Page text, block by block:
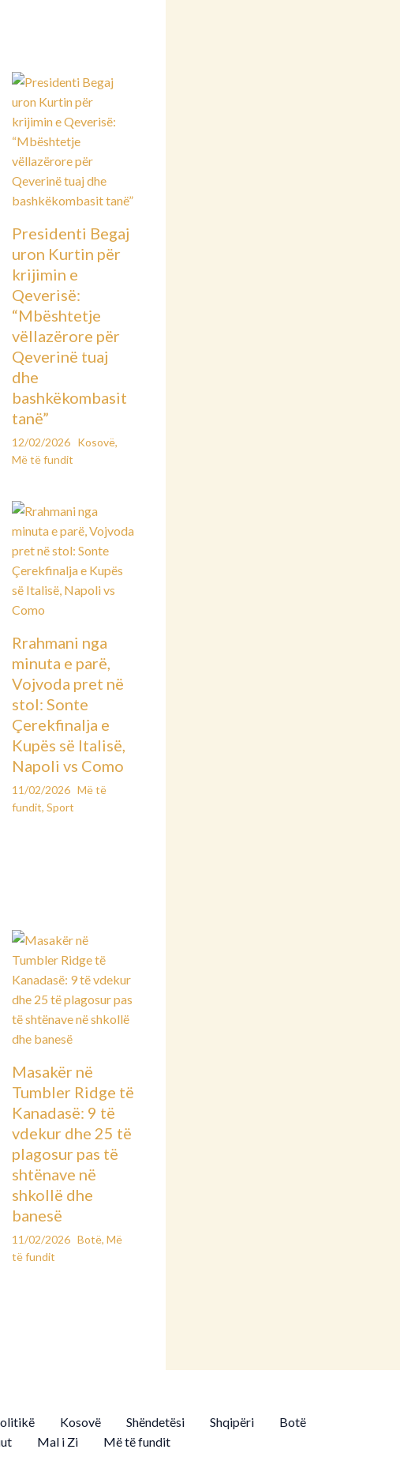
Presidenti Begaj
uron Kurtin për
krijimin e
Qeverisë:
“Mbështetje
vëllazërore për
Qeverinë tuaj
dhe
bashkëkombasit
tanë”
12/02/2026 Kosovë,
Më të fundit
Rrahmani nga
minuta e parë,
Vojvoda pret në
stol: Sonte
Çerekfinalja e
Kupës së Italisë,
Napoli vs Como
11/02/2026 Më të
fundit, Sport
Masakër në
Tumbler Ridge të
Kanadasë: 9 të
vdekur dhe 25 të
plagosur pas të
shtënave në
shkollë dhe
banesë
11/02/2026 Botë, Më
të fundit
Kosovë Shëndetësi Shqipëri
Botë
Mal i Zi Më të fundit